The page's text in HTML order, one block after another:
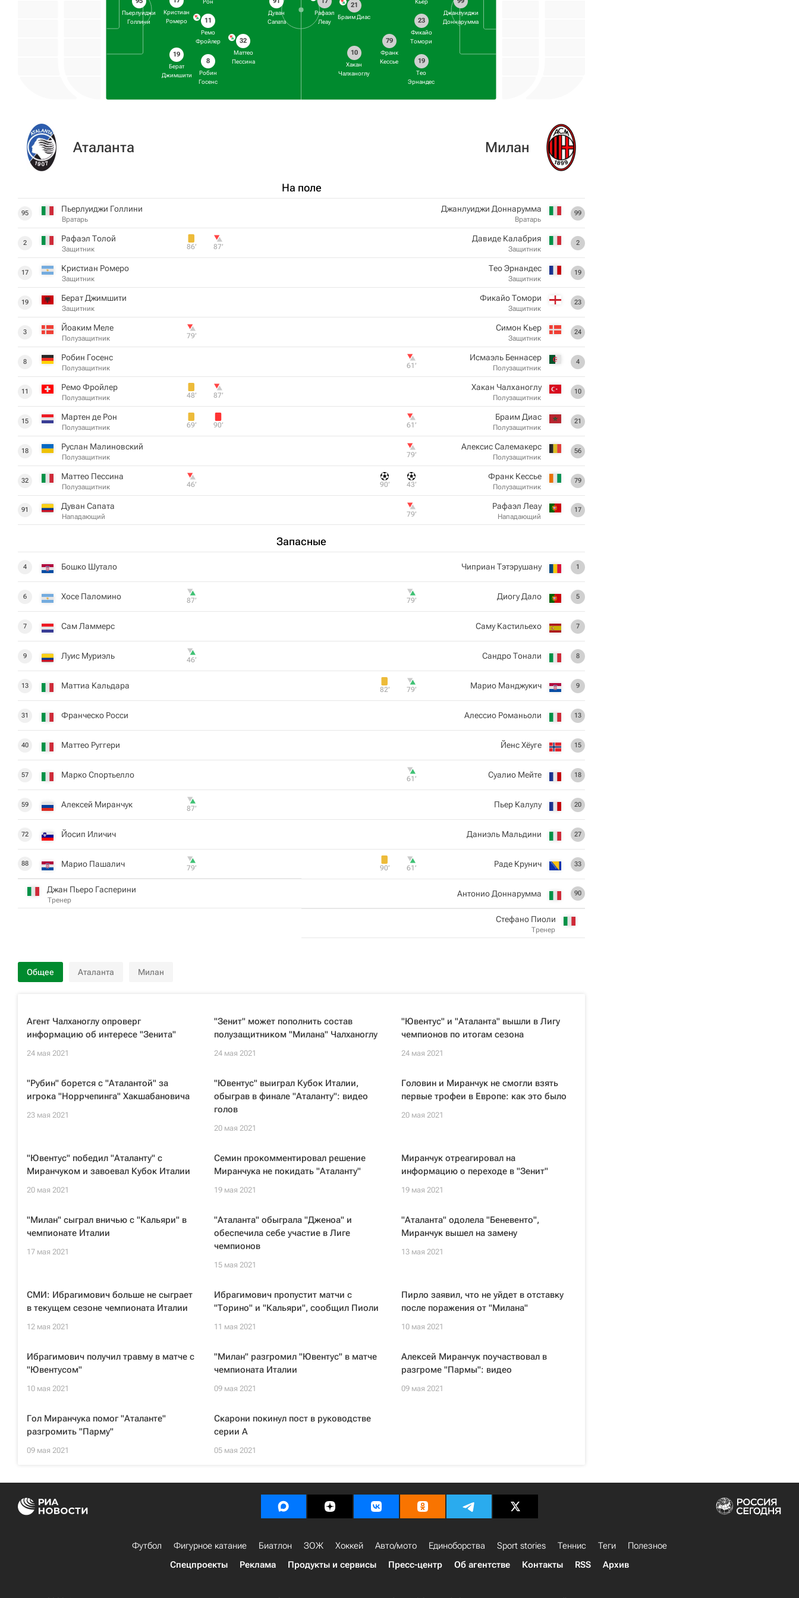
Пьерлуиджи
Голлини
Кристиан
Ромеро
19
Берат
Джимшити
11
Ремо
Фройлер
8
Робин
Госенс
32
Маттео
Пессина
Дуван
Сапата
Джанлуиджи
Доннарумма
23
Фикайо
Томори
19
Тео
Эрнандес
79
Франк
Кессье
21
Браим Диас
10
Хакан
Чалханоглу
Рафаэл
Леау
Аталанта
На поле
95 Пьерлуиджи Голлини
Вратарь
2 Рафаэл Толой
Защитник 86‎’‎ 87‎’‎
17 Кристиан Ромеро
Защитник
19 Берат Джимшити
Защитник
3 Йоаким Меле
Полузащитник 79‎’‎
8 Робин Госенс
Полузащитник
11 Ремо Фройлер
Полузащитник 48‎’‎ 87‎’‎
15 Мартен де Рон
Полузащитник 69‎’‎ 90‎’‎
18 Руслан Малиновский
Полузащитник
32 Маттео Пессина
Полузащитник 46‎’‎
91 Дуван Сапата
Нападающий
Запасные
4 Бошко Шутало
6 Хосе Паломино 87‎’‎
7 Сам Ламмерс
9 Луис Муриэль 46‎’‎
13 Маттиа Кальдара
31 Франческо Росси
40 Маттео Руггери
57 Марко Спортьелло
59 Алексей Миранчук 87‎’‎
72 Йосип Иличич
88 Марио Пашалич 79‎’‎
Джан Пьеро Гасперини
Тренер
Милан
99
Джанлуиджи Доннарумма
Вратарь
2
Давиде Калабрия
Защитник
19
Тео Эрнандес
Защитник
23
Фикайо Томори
Защитник
24
Симон Кьер
Защитник
4
Исмаэль Беннасер
Полузащитник
61‎’‎
10
Хакан Чалханоглу
Полузащитник
21
Браим Диас
Полузащитник
61‎’‎
56
Алексис Салемакерс
Полузащитник
79‎’‎
79
Франк Кессье
Полузащитник
43‎’‎
90‎’‎
17
Рафаэл Леау
Нападающий
79‎’‎
1
Чиприан Тэтэрушану
5
Диогу Дало
79‎’‎
7
Саму Кастильехо
8
Сандро Тонали
9
Марио Манджукич
79‎’‎
82‎’‎
13
Алессио Романьоли
15
Йенс Хёуге
18
Суалио Мейте
61‎’‎
20
Пьер Калулу
27
Даниэль Мальдини
33
Раде Крунич
61‎’‎
90‎’‎
90
Антонио Доннарумма
Стефано Пиоли
Тренер
Общее Аталанта Милан
Агент Чалханоглу опроверг
информацию об интересе "Зенита"
24 мая 2021
"Зенит" может пополнить состав
полузащитником "Милана" Чалханоглу
24 мая 2021
"Ювентус" и "Аталанта" вышли в Лигу
чемпионов по итогам сезона
24 мая 2021
"Рубин" борется с "Аталантой" за
игрока "Норрчепинга" Хакшабановича
23 мая 2021
"Ювентус" выиграл Кубок Италии,
обыграв в финале "Аталанту": видео
голов
20 мая 2021
Головин и Миранчук не смогли взять
первые трофеи в Европе: как это было
20 мая 2021
"Ювентус" победил "Аталанту" с
Миранчуком и завоевал Кубок Италии
20 мая 2021
Семин прокомментировал решение
Миранчука не покидать "Аталанту"
19 мая 2021
Миранчук отреагировал на
информацию о переходе в "Зенит"
19 мая 2021
"Милан" сыграл вничью с "Кальяри" в
чемпионате Италии
17 мая 2021
"Аталанта" обыграла "Дженоа" и
обеспечила себе участие в Лиге
чемпионов
15 мая 2021
"Аталанта" одолела "Беневенто",
Миранчук вышел на замену
13 мая 2021
СМИ: Ибрагимович больше не сыграет
в текущем сезоне чемпионата Италии
12 мая 2021
Ибрагимович пропустит матчи с
"Торино" и "Кальяри", сообщил Пиоли
11 мая 2021
Пирло заявил, что не уйдет в отставку
после поражения от "Милана"
10 мая 2021
Ибрагимович получил травму в матче с
"Ювентусом"
10 мая 2021
"Милан" разгромил "Ювентус" в матче
чемпионата Италии
09 мая 2021
Алексей Миранчук поучаствовал в
разгроме "Пармы": видео
09 мая 2021
Гол Миранчука помог "Аталанте"
разгромить "Парму"
09 мая 2021
Скарони покинул пост в руководстве
серии А
05 мая 2021
Футбол Фигурное катание Биатлон ЗОЖ Хоккей Авто/мото Единоборства Sport stories Теннис Теги
Полезное
Спецпроекты
Реклама Продукты и сервисы Пресс-центр Об агентстве Контакты RSS Архив